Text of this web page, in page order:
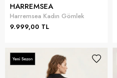
HARREMSEA
Harremsea Kadın Gömlek
9.999,00 TL